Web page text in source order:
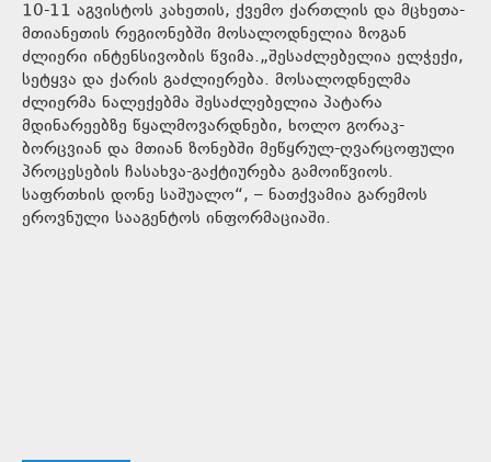
10-11 აგვისტოს კახეთის, ქვემო ქართლის და მცხეთა-
მთიანეთის რეგიონებში მოსალოდნელია ზოგან
ძლიერი ინტენსივობის წვიმა.„შესაძლებელია ელჭექი,
სეტყვა და ქარის გაძლიერება. მოსალოდნელმა
ძლიერმა ნალექებმა შესაძლებელია პატარა
მდინარეებზე წყალმოვარდნები, ხოლო გორაკ-
ბორცვიან და მთიან ზონებში მეწყრულ-ღვარცოფული
პროცესების ჩასახვა-გაქტიურება გამოიწვიოს.
საფრთხის დონე საშუალო“, – ნათქვამია გარემოს
ეროვნული სააგენტოს ინფორმაციაში.